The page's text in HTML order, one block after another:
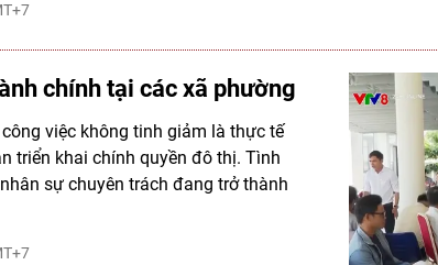
chính tại các xã phường
việc không tinh giảm là thực tế
triển khai chính quyền đô thị. Tình
sự chuyên trách đang trở thành